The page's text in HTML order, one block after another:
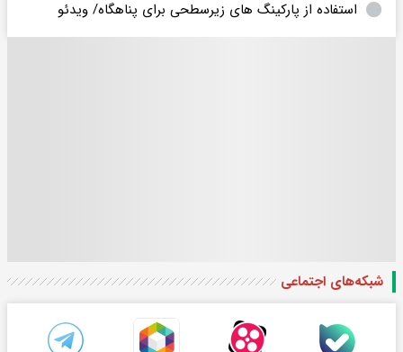
استفاده از پارکینگ های زیرسطحی برای پناهگاه/ ویدئو
شبکه‌های اجتماعی